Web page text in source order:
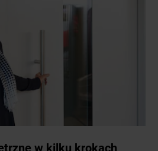
w kilku krokach
Hörmann zapewniają
fachowej konsultacji na
pomiary i na tej podstawie